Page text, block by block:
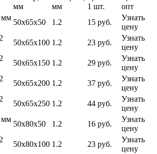
мм
мм
1 шт.
опт
мм
50х65х50 1.2 15 руб.
Узнать
цену
50х65х100 1.2 23 руб.
Узнать
цену
50х65х150 1.2 29 руб.
Узнать
цену
50х65х200 1.2 37 руб.
Узнать
цену
50х65х250 1.2 44 руб.
Узнать
цену
мм
50х80х50 1.2 16 руб.
Узнать
цену
50х80х100 1.2 23 руб.
Узнать
цену